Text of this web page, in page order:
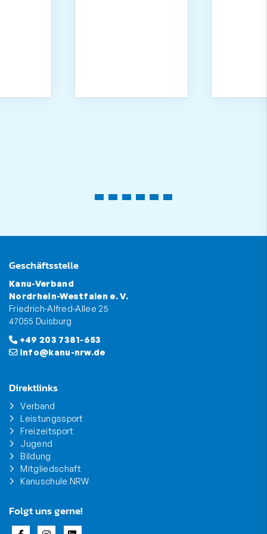
Geschäftsstelle
Kanu-Verband
Nordrhein-Westfalen e. V.
Friedrich-Alfred-Allee 25
47055 Duisburg
+49 203 7381-653
info@kanu-nrw.de
Direktlinks
Verband
Leistungssport
Freizeitsport
Jugend
Bildung
Mitgliedschaft
Kanuschule NRW
Folgt uns gerne!